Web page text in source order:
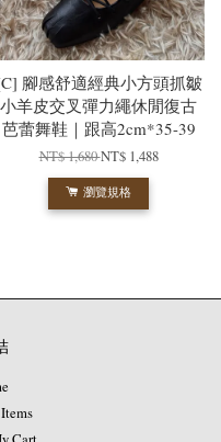
腳感舒適經典小方頭抓皺
小羊皮交叉彈力繩休閒復古
芭蕾舞鞋｜跟高2cm*35-39
NT$ 1,680NT$ 1,488
瀏覽規格